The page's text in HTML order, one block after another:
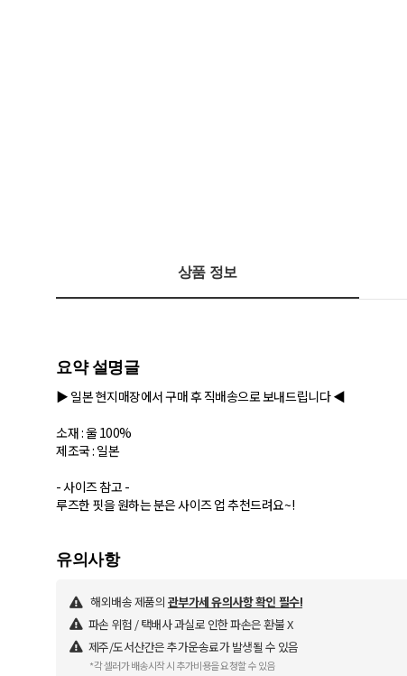
상품 정보
요약 설명글
▶ 일본 현지매장에서 구매 후 직배송으로 보내드립니다 ◀
소재 : 울 100%
제조국 : 일본
- 사이즈 참고 -
루즈한 핏을 원하는 분은 사이즈 업 추천드려요~!
유의사항
해외배송 제품의 관부가세 유의사항 확인 필수!
파손 위험 / 택배사 과실로 인한 파손은 환불 X
제주/도서산간은 추가운송료가 발생될 수 있음
*각 셀러가 배송시작 시 추가비용을 요청할 수 있음